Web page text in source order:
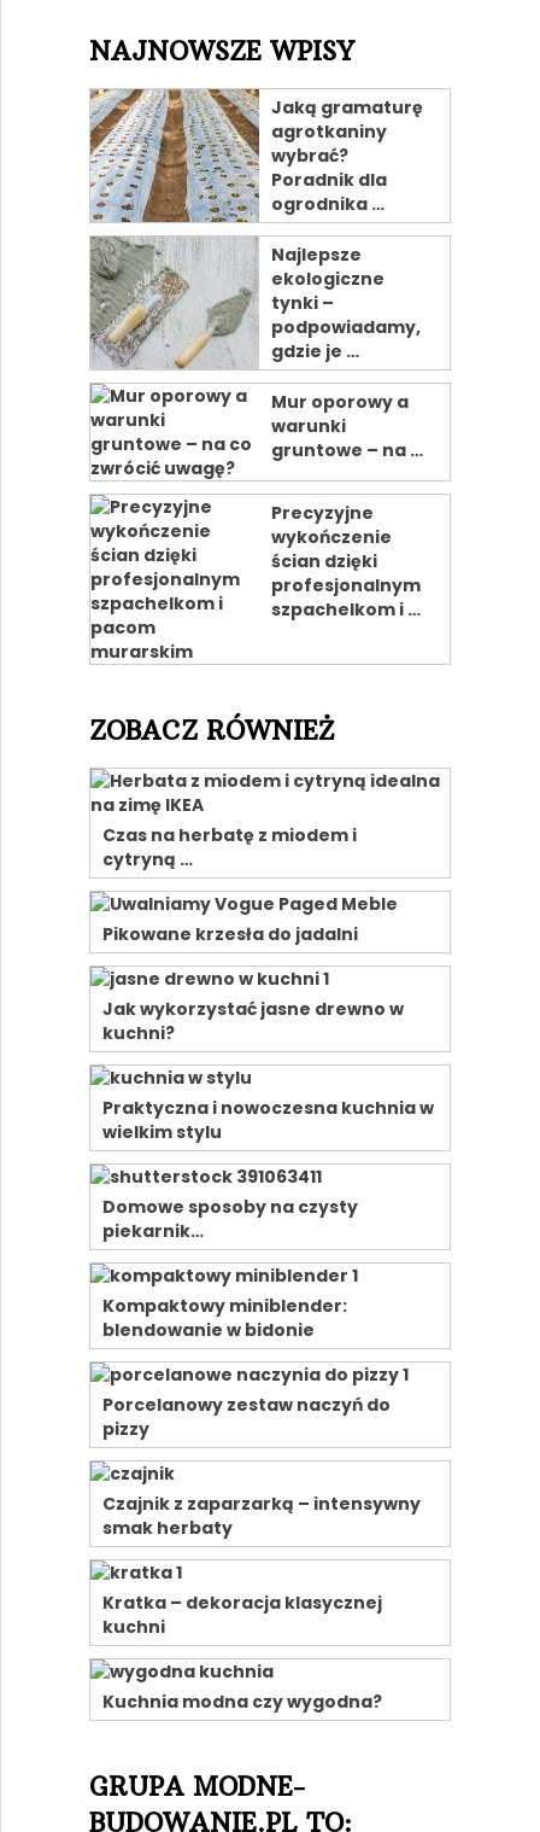
NAJNOWSZE WPISY
Jaką gramaturę
agrotkaniny
wybrać?
Poradnik dla
ogrodnika …
Najlepsze
ekologiczne
tynki –
podpowiadamy,
gdzie je …
Mur oporowy a
warunki
gruntowe – na …
Precyzyjne
wykończenie
ścian dzięki
profesjonalnym
szpachelkom i …
ZOBACZ RÓWNIEŻ
Czas na herbatę z miodem i
cytryną …
Pikowane krzesła do jadalni
Jak wykorzystać jasne drewno w
kuchni?
Praktyczna i nowoczesna kuchnia w
wielkim stylu
Domowe sposoby na czysty
piekarnik…
Kompaktowy miniblender:
blendowanie w bidonie
Porcelanowy zestaw naczyń do
pizzy
Czajnik z zaparzarką – intensywny
smak herbaty
Kratka – dekoracja klasycznej
kuchni
Kuchnia modna czy wygodna?
GRUPA MODNE-
BUDOWANIE.PL TO: